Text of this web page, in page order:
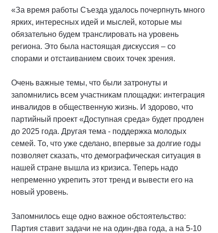
«За время работы Съезда удалось почерпнуть много
ярких, интересных идей и мыслей, которые мы
обязательно будем транслировать на уровень
региона. Это была настоящая дискуссия – со
спорами и отстаиванием своих точек зрения.
Очень важные темы, что были затронуты и
запомнились всем участникам площадки: интеграция
инвалидов в общественную жизнь. И здорово, что
партийный проект «Доступная среда» будет продлен
до 2025 года. Другая тема - поддержка молодых
семей. То, что уже сделано, впервые за долгие годы
позволяет сказать, что демографическая ситуация в
нашей стране вышла из кризиса. Теперь надо
непременно укрепить этот тренд и вывести его на
новый уровень.
Запомнилось еще одно важное обстоятельство:
Партия ставит задачи не на один-два года, а на 5-10